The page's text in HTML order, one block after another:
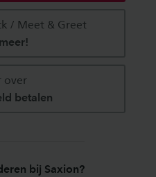
/ Meet & Greet
over
betalen
bij Saxion?